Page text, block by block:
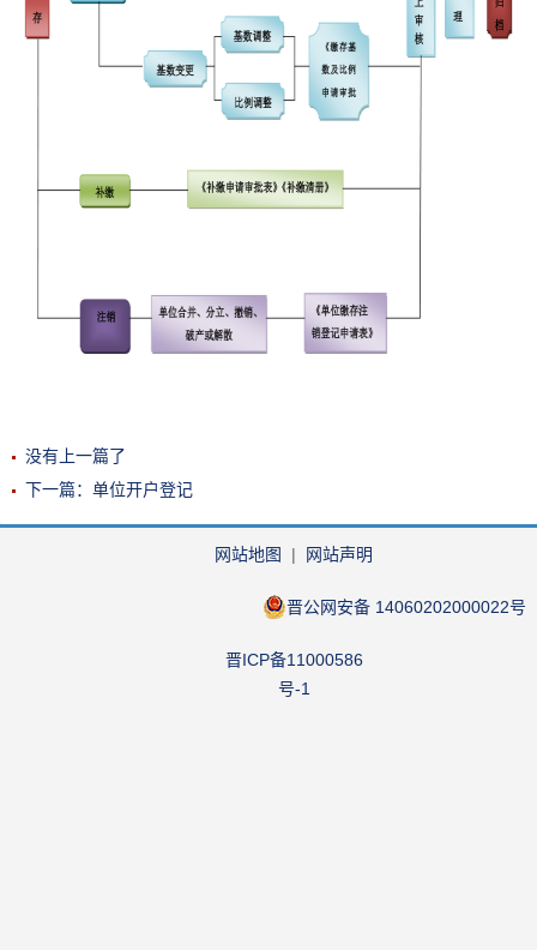
没有上一篇了
下一篇：单位开户登记
网站地图 | 网站声明
晋公网安备 14060202000022号
晋ICP备11000586
号-1